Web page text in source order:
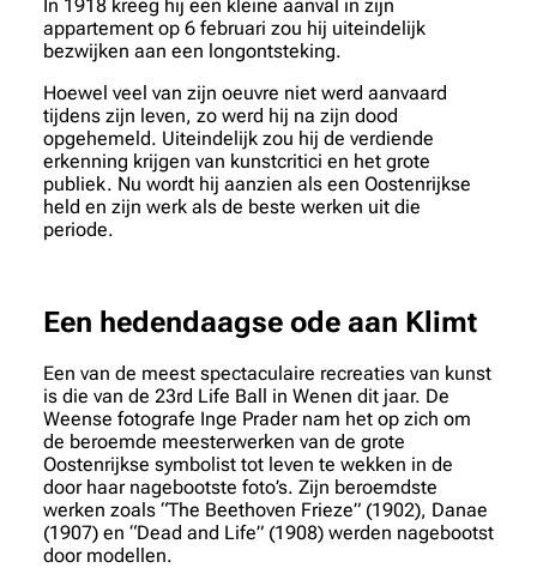
In 1918 kreeg hij een kleine aanval in zijn
appartement op 6 februari zou hij uiteindelijk
bezwijken aan een longontsteking.
Hoewel veel van zijn oeuvre niet werd aanvaard
tijdens zijn leven, zo werd hij na zijn dood
opgehemeld. Uiteindelijk zou hij de verdiende
erkenning krijgen van kunstcritici en het grote
publiek. Nu wordt hij aanzien als een Oostenrijkse
held en zijn werk als de beste werken uit die
periode.
Een hedendaagse ode aan Klimt
Een van de meest spectaculaire recreaties van kunst
is die van de 23rd Life Ball in Wenen dit jaar. De
Weense fotografe Inge Prader nam het op zich om
de beroemde meesterwerken van de grote
Oostenrijkse symbolist tot leven te wekken in de
door haar nagebootste foto’s. Zijn beroemdste
werken zoals “The Beethoven Frieze” (1902), Danae
(1907) en “Dead and Life” (1908) werden nagebootst
door modellen.